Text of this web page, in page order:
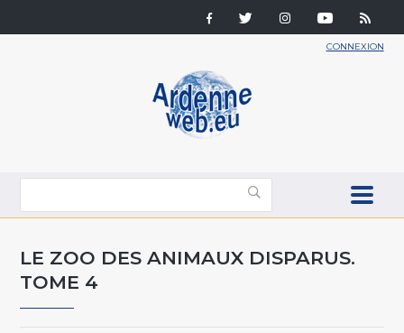
CONNEXION
LE ZOO DES ANIMAUX DISPARUS.
TOME 4